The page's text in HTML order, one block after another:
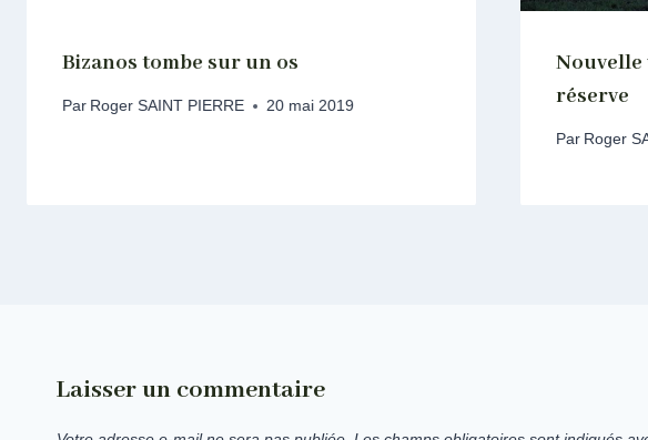
Bizanos tombe sur un os
Par Roger SAINT PIERRE 20 mai 2019
réserve
Par Roger
Laisser un commentaire